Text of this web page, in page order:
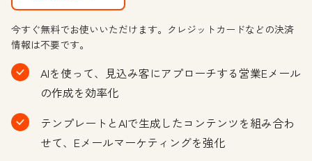
今すぐ無料でお使いいただけます。クレジットカードなどの決済
情報は不要です。
AIを使って、見込み客にアプローチする営業Eメール
の作成を効率化
テンプレートとAIで生成したコンテンツを組み合わ
せて、Eメールマーケティングを強化